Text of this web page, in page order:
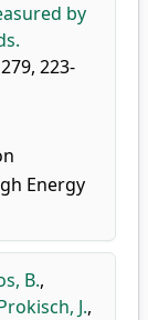
by
279, 223-
Energy
B.,
J.,